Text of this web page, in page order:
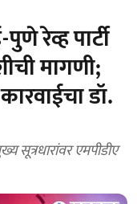
रेव्ह पार्टी
मागणी;
डॉ.
सूत्रधारांवर एमपीडीए